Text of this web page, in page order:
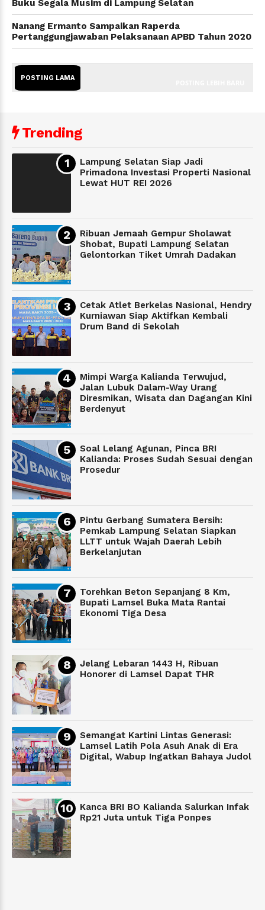
Buku Segala Musim di Lampung Selatan
Nanang Ermanto Sampaikan Raperda
Pertanggungjawaban Pelaksanaan APBD Tahun 2020
POSTING LAMA
Trending
Lampung Selatan Siap Jadi
Primadona Investasi Properti Nasional
Lewat HUT REI 2026
Ribuan Jemaah Gempur Sholawat
Shobat, Bupati Lampung Selatan
Gelontorkan Tiket Umrah Dadakan
Cetak Atlet Berkelas Nasional, Hendry
Kurniawan Siap Aktifkan Kembali
Drum Band di Sekolah
Mimpi Warga Kalianda Terwujud,
Jalan Lubuk Dalam-Way Urang
Diresmikan, Wisata dan Dagangan Kini
Berdenyut
Soal Lelang Agunan, Pinca BRI
Kalianda: Proses Sudah Sesuai dengan
Prosedur
Pintu Gerbang Sumatera Bersih:
Pemkab Lampung Selatan Siapkan
LLTT untuk Wajah Daerah Lebih
Berkelanjutan
Torehkan Beton Sepanjang 8 Km,
Bupati Lamsel Buka Mata Rantai
Ekonomi Tiga Desa
Jelang Lebaran 1443 H, Ribuan
Honorer di Lamsel Dapat THR
Semangat Kartini Lintas Generasi:
Lamsel Latih Pola Asuh Anak di Era
Digital, Wabup Ingatkan Bahaya Judol
Kanca BRI BO Kalianda Salurkan Infak
Rp21 Juta untuk Tiga Ponpes